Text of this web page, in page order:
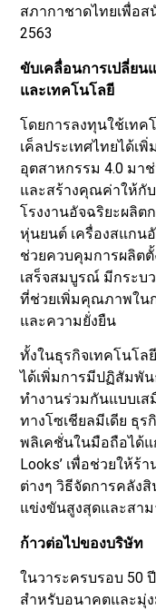
สภากาชาดไทยเพื่อ
2563
ขับเคลื่อนการเปลี่ยน
และเทคโนโลยี
โดยการลงทุนใช้เทค
เค็ลประเทศไทยได้เ
อุตสาหกรรม 4.0 มา
และสร้างคุณค่าให้กั
โรงงานอัจฉริยะผลิต
หุ่นยนต์ เครื่องสแกน
ช่วยควบคุมการผลิต
เสร็จสมบูรณ์ มีกระบ
ที่ช่วยเพิ่มคุณภาพใน
และความยั่งยืน
ทั้งในธุรกิจเทคโนโล
ได้เพิ่มการมีปฏิสัมพั
ทำงานร่วมกันแบบเส
ทางโซเชียลมีเดีย ธุ
พลิเคชั่นในมือถือได้แก่
Looks’ เพื่อช่วยให้
ต่างๆ วิธีจัดการคลัง
แข่งขันสูงสุดและสา
ก้าวต่อไปของบริษัท
ในวาระครบรอบ 50
สำหรับอนาคตและมุ่